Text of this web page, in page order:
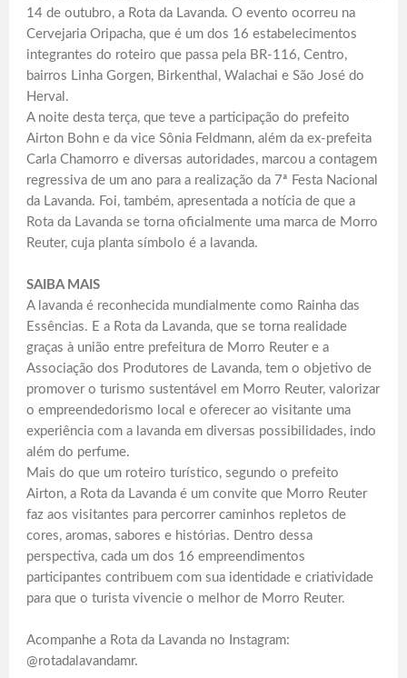
14 de outubro, a Rota da Lavanda. O evento ocorreu na
Cervejaria Oripacha, que é um dos 16 estabelecimentos
integrantes do roteiro que passa pela BR-116, Centro,
bairros Linha Gorgen, Birkenthal, Walachai e São José do
Herval.
A noite desta terça, que teve a participação do prefeito
Airton Bohn e da vice Sônia Feldmann, além da ex-prefeita
Carla Chamorro e diversas autoridades, marcou a contagem
regressiva de um ano para a realização da 7ª Festa Nacional
da Lavanda. Foi, também, apresentada a notícia de que a
Rota da Lavanda se torna oficialmente uma marca de Morro
Reuter, cuja planta símbolo é a lavanda.
SAIBA MAIS
A lavanda é reconhecida mundialmente como Rainha das
Essências. E a Rota da Lavanda, que se torna realidade
graças à união entre prefeitura de Morro Reuter e a
Associação dos Produtores de Lavanda, tem o objetivo de
promover o turismo sustentável em Morro Reuter, valorizar
o empreendedorismo local e oferecer ao visitante uma
experiência com a lavanda em diversas possibilidades, indo
além do perfume.
Mais do que um roteiro turístico, segundo o prefeito
Airton, a Rota da Lavanda é um convite que Morro Reuter
faz aos visitantes para percorrer caminhos repletos de
cores, aromas, sabores e histórias. Dentro dessa
perspectiva, cada um dos 16 empreendimentos
participantes contribuem com sua identidade e criatividade
para que o turista vivencie o melhor de Morro Reuter.
Acompanhe a Rota da Lavanda no Instagram:
@rotadalavandamr.